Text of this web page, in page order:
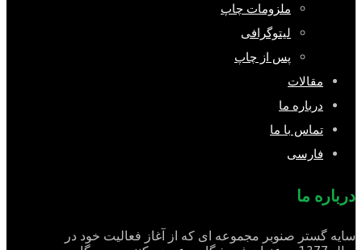
ملزومات چاپ
لیتوگرافی
پس از چاپ
مقالات
درباره ما
تماس با ما
فارسی
درباره ما
سایه گستر صنوبر مجموعه ای که از آغاز فعالیت خود در